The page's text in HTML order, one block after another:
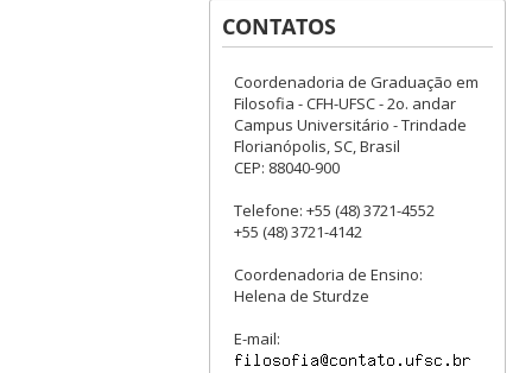
CONTATOS
Coordenadoria de Graduação em
Filosofia - CFH-UFSC - 2o. andar
Campus Universitário - Trindade
Florianópolis, SC, Brasil
CEP: 88040-900
Telefone: +55 (48) 3721-4552
+55 (48) 3721-4142
Coordenadoria de Ensino:
Helena de Sturdze
E-mail: